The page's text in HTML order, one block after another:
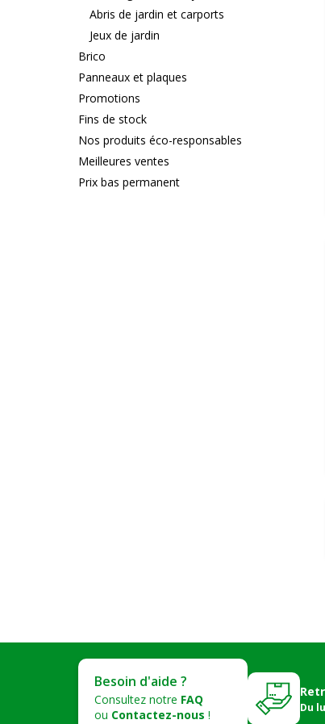
Abris de jardin et carports
Jeux de jardin
Brico
Panneaux et plaques
Promotions
Fins de stock
Nos produits éco-responsables
Meilleures ventes
Prix bas permanent
Besoin d'aide ?
Consultez notre FAQ
ou Contactez-nous !
Du